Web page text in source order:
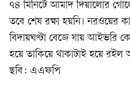
৭৪ মিনিটে আমাদ দিয়ালোর
তবে শেষ রক্ষা হয়নি। নরওয়ের
বিদায়ঘণ্টা বেজে যায় আইভরি
হয়ে তাকিয়ে থাকাটাই হয়ে রইল
ছবি: এএফপি